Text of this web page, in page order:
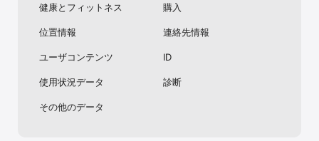
健康とフィットネス
購入
位置情報 連絡先情報
ユーザコンテンツ ID
使用状況データ 診断
その他のデータ